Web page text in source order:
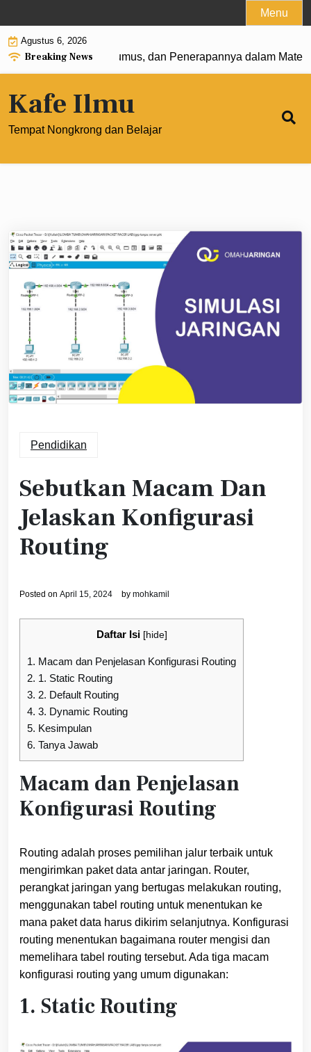
to
content
Menu
Agustus 6, 2026
Breaking News
0: Pengertian, Rumus, dan Penerapannya dalam
Kafe Ilmu
Tempat Nongkrong dan Belajar
Pendidikan
Sebutkan Macam Dan
Jelaskan Konfigurasi
Routing
Posted on April 15, 2024 by mohkamil
Daftar Isi [hide]
1. Macam dan Penjelasan Konfigurasi Routing
2. 1. Static Routing
3. 2. Default Routing
4. 3. Dynamic Routing
5. Kesimpulan
6. Tanya Jawab
Macam dan Penjelasan
Konfigurasi Routing
Routing adalah proses pemilihan jalur terbaik untuk
mengirimkan paket data antar jaringan. Router,
perangkat jaringan yang bertugas melakukan routing,
menggunakan tabel routing untuk menentukan ke
mana paket data harus dikirim selanjutnya. Konfigurasi
routing menentukan bagaimana router mengisi dan
memelihara tabel routing tersebut. Ada tiga macam
konfigurasi routing yang umum digunakan:
1. Static Routing